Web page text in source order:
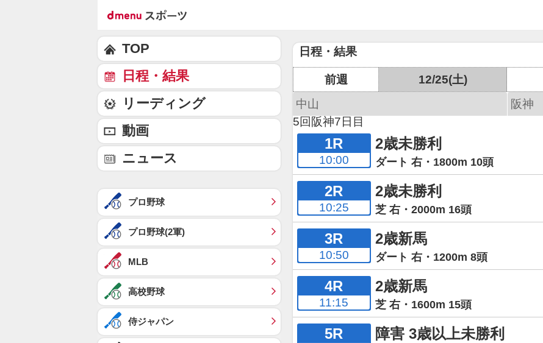
日程・結果
前週 12/25(土)
中山
阪神
5回阪神7日目
1R
10:00
2歳未勝利
ダート 右・1800m 10頭
2R
10:25
2歳未勝利
芝 右・2000m 16頭
3R
10:50
2歳新馬
ダート 右・1200m 8頭
4R
11:15
2歳新馬
芝 右・1600m 15頭
5R 障害 3歳以上未勝利
TOP
日程・結果
リーディング
動画
ニュース
プロ野球
プロ野球(2軍)
MLB
高校野球
侍ジャパン